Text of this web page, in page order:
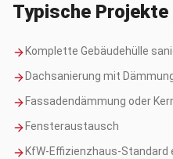
Typische Projekte
Komplette Gebäudehülle
Dachsanierung mit
Fassadendämmung oder
Fensteraustausch
KfW-Effizienzhaus-Standard